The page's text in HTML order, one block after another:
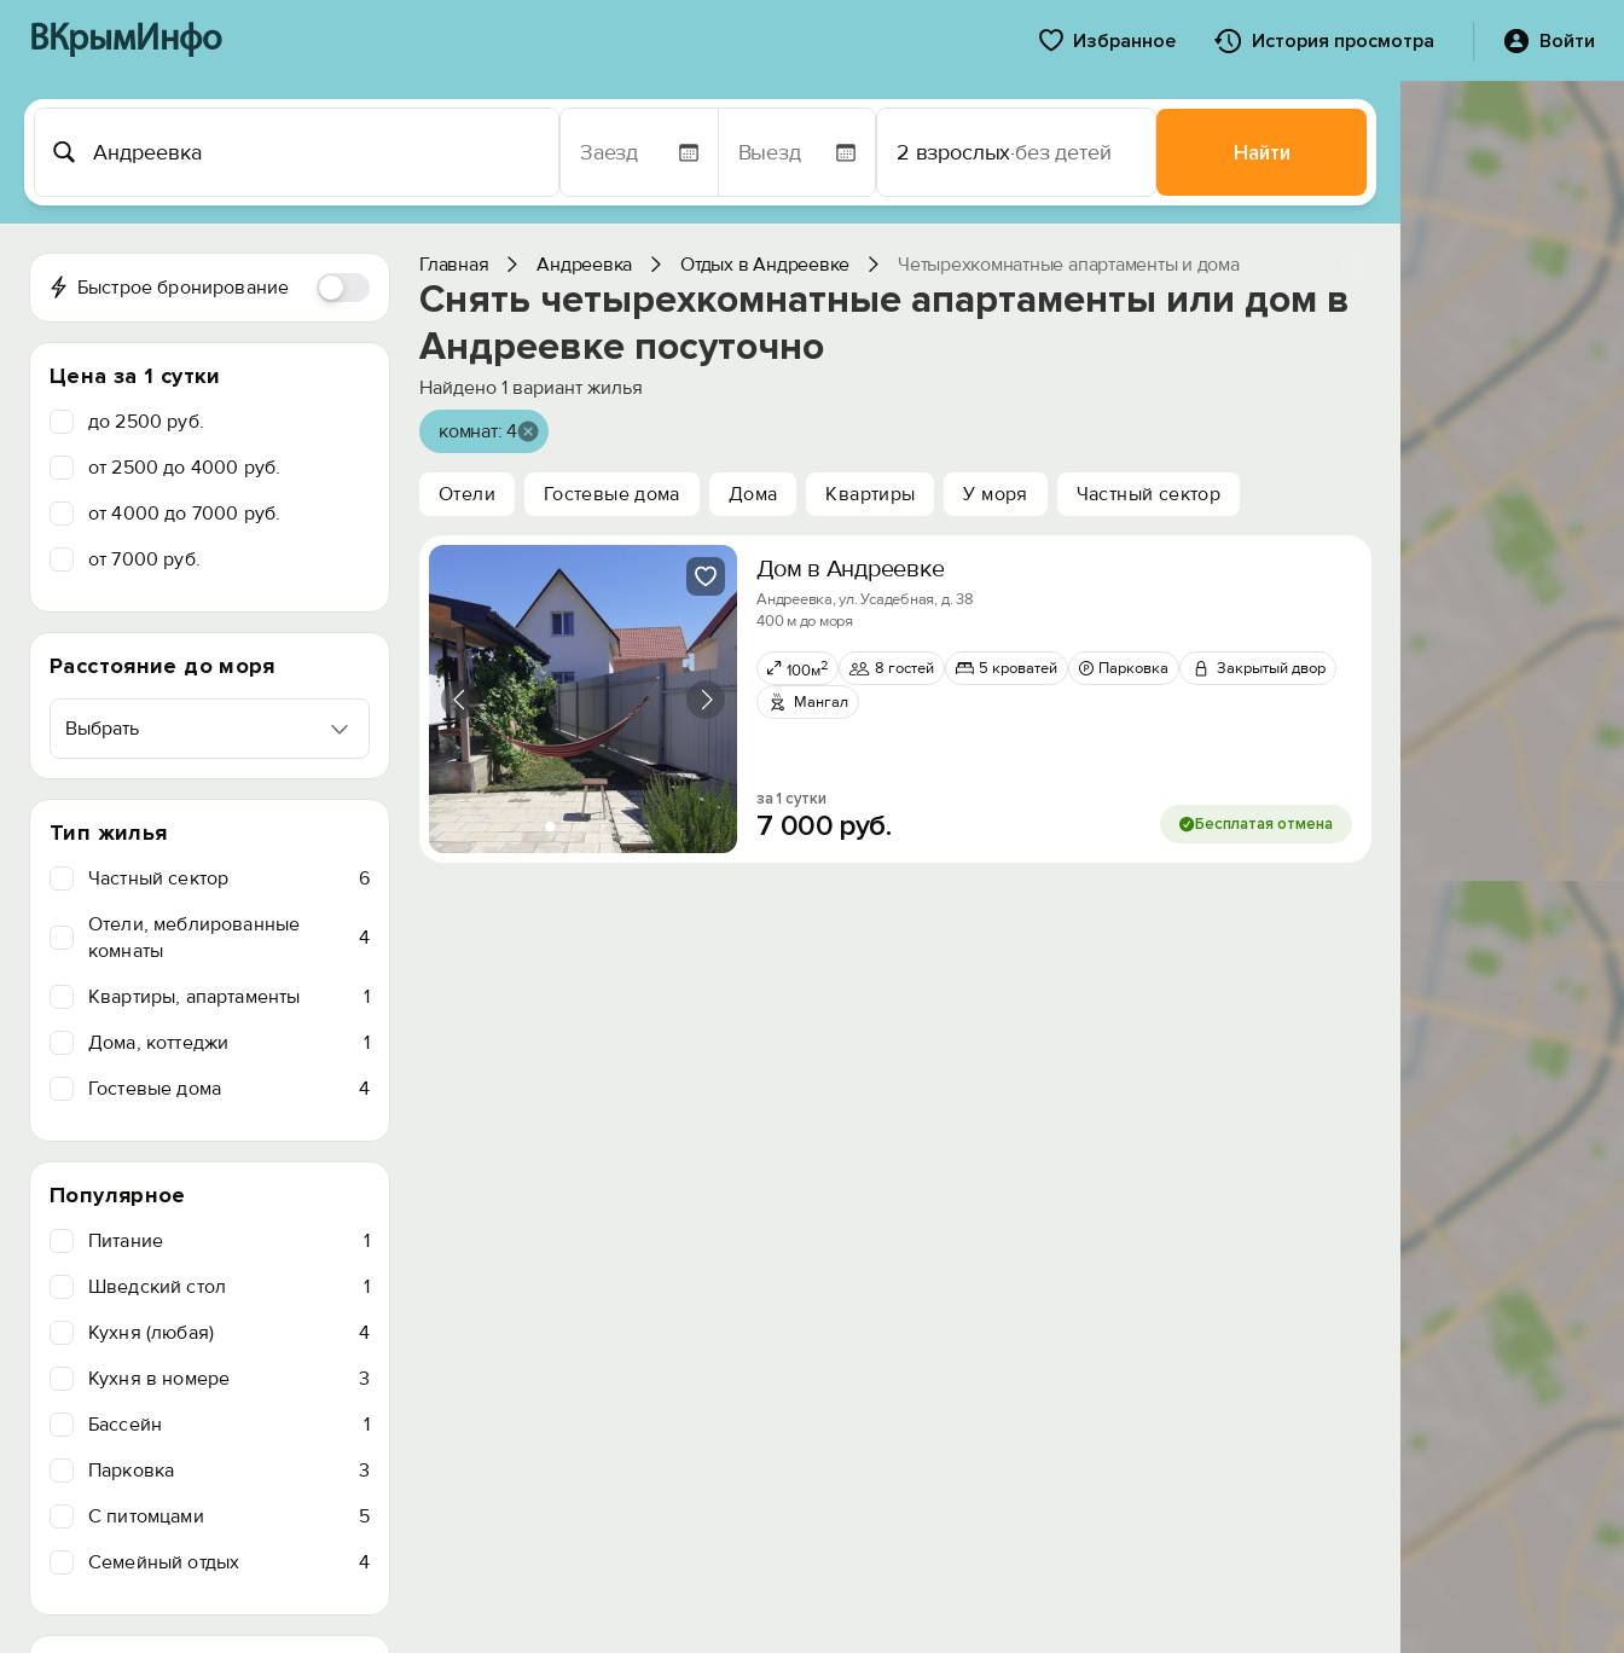
ВКрымИнфо Избранное История просмотра Войти
2 взрослых·без детей Найти
Быстрое бронирование
Цена за 1 сутки
до 2500 руб.
от 2500 до 4000 руб.
от 4000 до 7000 руб.
от 7000 руб.
Расстояние до моря
Выбрать
Тип жилья
Частный сектор
6
Отели, меблированные
комнаты
4
Квартиры, апартаменты
1
Дома, коттеджи
1
Гостевые дома
4
Популярное
Питание
1
Шведский стол
1
Кухня (любая)
4
Кухня в номере
3
Бассейн
1
Парковка
3
C питомцами
5
Семейный отдых
4
Главная Андреевка Отдых в Андреевке Четырехкомнатные апартаменты и дома
Снять четырехкомнатные апартаменты или дом в
Андреевке посуточно
Найдено 1 вариант жилья
комнат: 4
Отели Гостевые дома Дома Квартиры У моря Частный сектор
Дом в Андреевке
Андреевка, ул. Усадебная, д. 38
400 м до моря
100м2 8 гостей 5 кроватей Парковка
Закрытый двор
Мангал
за 1 сутки
7 000 руб. Бесплатая отмена